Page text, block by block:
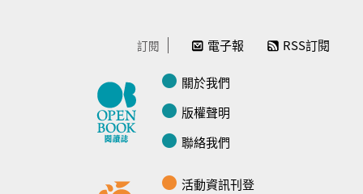
訂閱 電子報 RSS訂閱
關於我們
版權聲明
聯絡我們
活動資訊刊登